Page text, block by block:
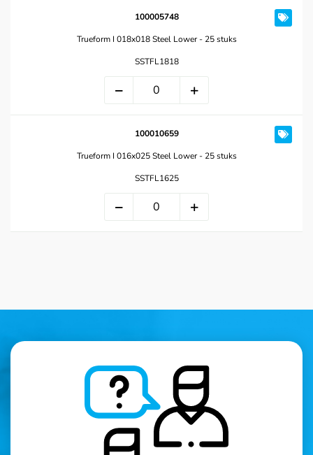
100005748
Trueform I 018x018 Steel Lower - 25 stuks
SSTFL1818
100010659
Trueform I 016x025 Steel Lower - 25 stuks
SSTFL1625